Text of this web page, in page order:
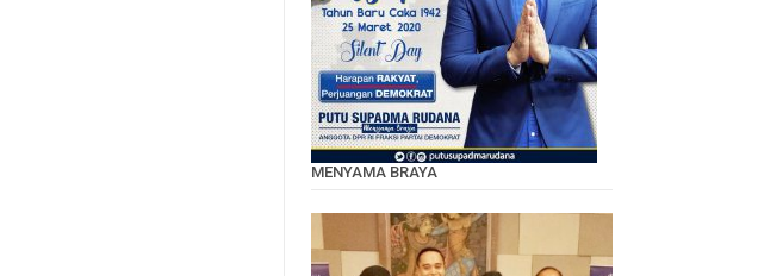
MENYAMA BRAYA